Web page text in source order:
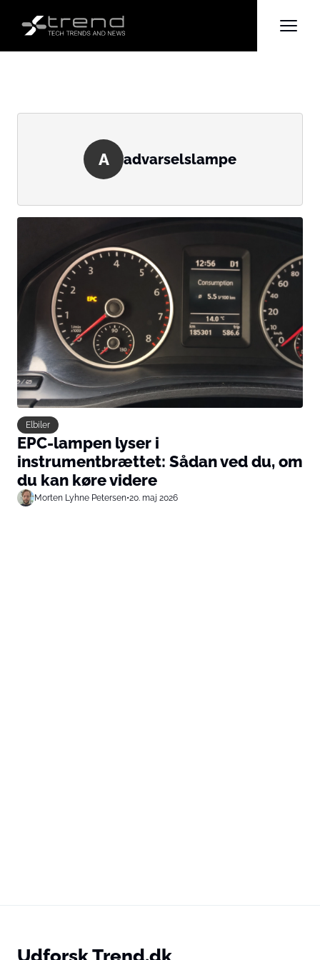
A advarselslampe
Elbiler
EPC-lampen lyser i
instrumentbrættet: Sådan ved du, om
du kan køre videre
Morten Lyhne Petersen•20. maj 2026
Udforsk Trend.dk